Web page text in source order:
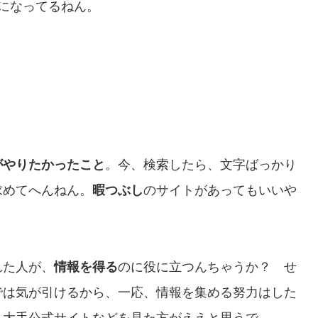
なってるねん。
りたかったこと 。今、検索したら、文字ばっかり
てへんねん。 暇つぶしのサイトがあってもいいや
人が、情報を得るのに役に立つんちゃうか？ せ
気が引けるから、一応、情報を集める努力はした